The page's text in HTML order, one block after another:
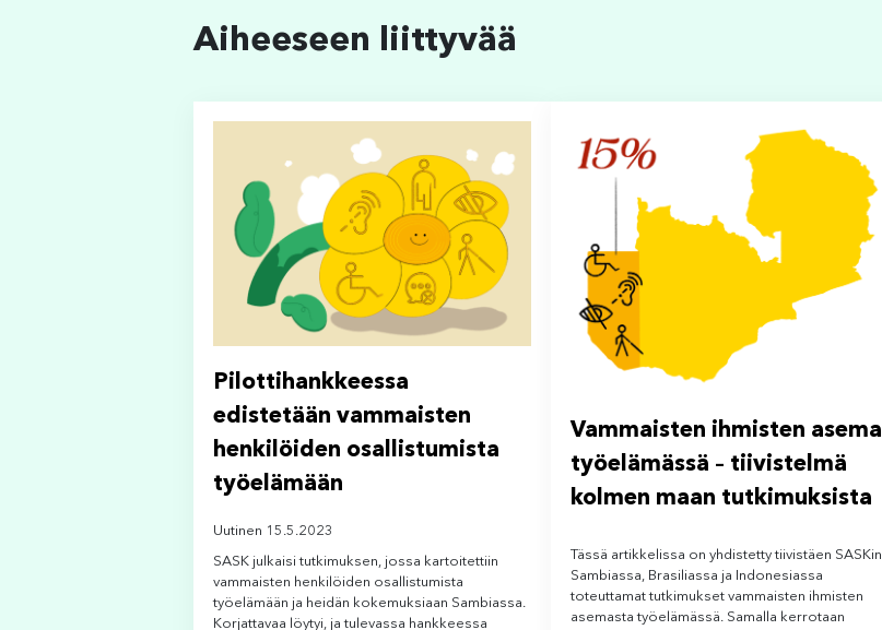
Aiheeseen liittyvää
Pilottihankkeessa
edistetään vammaisten
henkilöiden osallistumista
työelämään
Uutinen 15.5.2023
SASK julkaisi tutkimuksen, jossa kartoitettiin
vammaisten henkilöiden osallistumista
työelämään ja heidän kokemuksiaan Sambiassa.
Korjattavaa löytyi, ja tulevassa hankkeessa
Vammaisten ihmisten asema
työelämässä – tiivistelmä
kolmen maan tutkimuksista
Tässä artikkelissa on yhdistetty tiivistäen SASKin
Sambiassa, Brasiliassa ja Indonesiassa
toteuttamat tutkimukset vammaisten ihmisten
asemasta työelämässä. Samalla kerrotaan